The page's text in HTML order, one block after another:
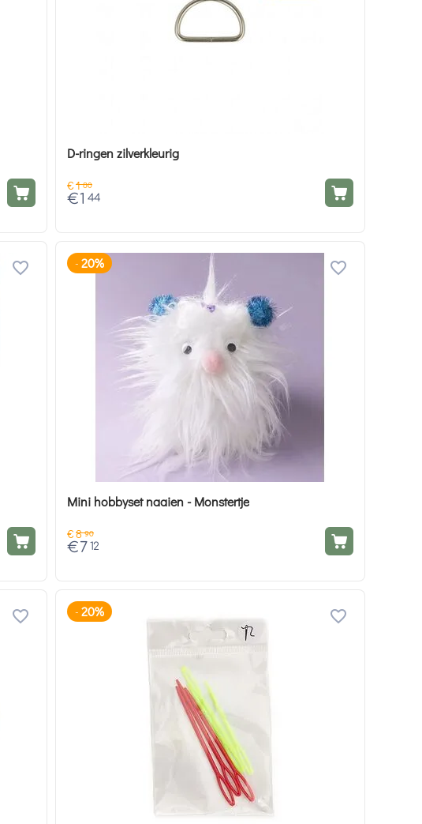
D-ringen zilverkleurig
€1 80
€1 44
- 20%
Mini hobbyset naaien - Monstertje
€8 90
€7 12
- 20%